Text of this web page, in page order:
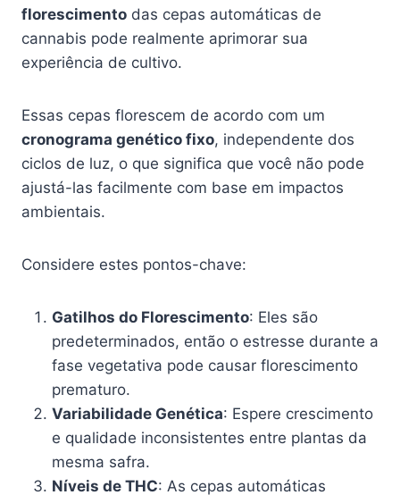
florescimento das cepas automáticas de
cannabis pode realmente aprimorar sua
experiência de cultivo.
Essas cepas florescem de acordo com um
cronograma genético fixo, independente dos
ciclos de luz, o que significa que você não pode
ajustá-las facilmente com base em impactos
ambientais.
Considere estes pontos-chave:
Gatilhos do Florescimento: Eles são
predeterminados, então o estresse durante a
fase vegetativa pode causar florescimento
prematuro.
Variabilidade Genética: Espere crescimento
e qualidade inconsistentes entre plantas da
mesma safra.
Níveis de THC: As cepas automáticas